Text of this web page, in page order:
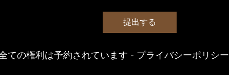
提出する
の権利は予約されています - プライバシーポリシー